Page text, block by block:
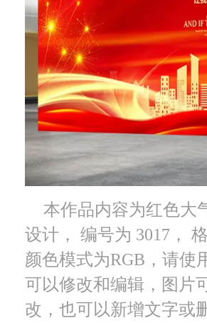
本作品内容为红色大
设计， 编号为 3017，
颜色模式为RGB，请使
可以修改和编辑，图片
改，也可以新增文字或